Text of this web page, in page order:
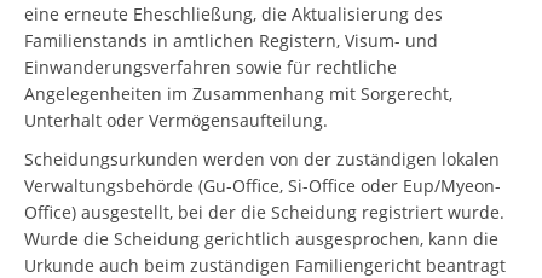
eine erneute Eheschließung, die Aktualisierung des
Familienstands in amtlichen Registern, Visum- und
Einwanderungsverfahren sowie für rechtliche
Angelegenheiten im Zusammenhang mit Sorgerecht,
Unterhalt oder Vermögensaufteilung.
Scheidungsurkunden werden von der zuständigen lokalen
Verwaltungsbehörde (Gu-Office, Si-Office oder Eup/Myeon-
Office) ausgestellt, bei der die Scheidung registriert wurde.
Wurde die Scheidung gerichtlich ausgesprochen, kann die
Urkunde auch beim zuständigen Familiengericht beantragt